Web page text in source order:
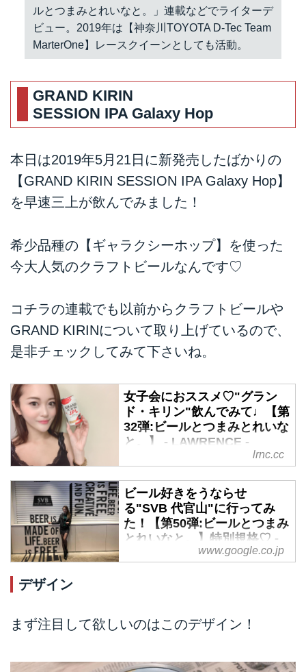
ルとつまみとれいなと。」連載などでライターデ
ビュー。2019年は【神奈川TOYOTA D-Tec Team
MarterOne】レースクイーンとしても活動。
GRAND KIRIN
SESSION IPA Galaxy Hop
本日は2019年5月21日に新発売したばかりの
【GRAND KIRIN SESSION IPA Galaxy Hop】
を早速三上が飲んでみました！
希少品種の【ギャラクシーホップ】を使った
今大人気のクラフトビールなんです♡
コチラの連載でも以前からクラフトビールや
GRAND KIRINについて取り上げているので、
是非チェックしてみて下さいね。
女子会におススメ♡"グラン
ド・キリン"飲んでみて♩【第
32弾:ビールとつまみとれいな
と。】 - LAWRENCE -
Motorcycle x Cars + α =
毎週金曜日にオススメのビールと
おつまみレシピをご紹介する連載
「ビールとつまみとれいなと。」
です。
lrnc.cc
ビール好きをうならせ
る"SVB 代官山"に行ってみ
た！【第50弾:ビールとつまみ
とれいなと。】特別規格♡ -
LAWRENCE - Motorcycle x
まみレシピをご紹介する連載「ビ
に行ってきましたー！
www.google.co.jp
デザイン
まず注目して欲しいのはこのデザイン！